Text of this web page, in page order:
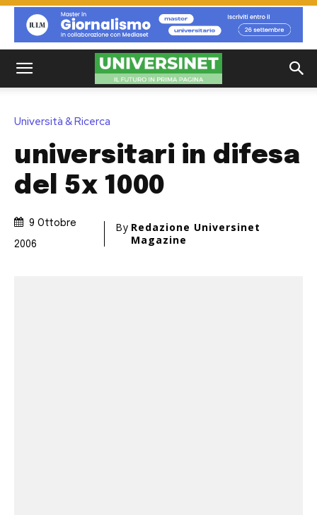
Università & Ricerca
universitari in difesa
del 5x 1000
9 Ottobre
2006
By Redazione Universinet
Magazine